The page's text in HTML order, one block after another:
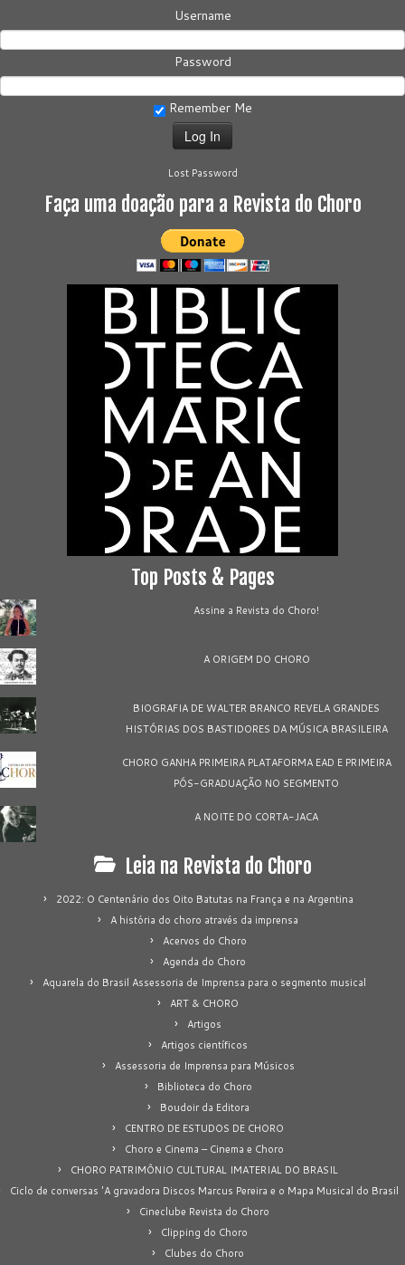
Username
Password
Remember Me
Lost Password
Faça uma doação para a Revista do Choro
Top Posts & Pages
Assine a Revista do Choro!
A ORIGEM DO CHORO
BIOGRAFIA DE WALTER BRANCO REVELA GRANDES
HISTÓRIAS DOS BASTIDORES DA MÚSICA BRASILEIRA
CHORO GANHA PRIMEIRA PLATAFORMA EAD E PRIMEIRA
PÓS-GRADUAÇÃO NO SEGMENTO
A NOITE DO CORTA-JACA
Leia na Revista do Choro
2022: O Centenário dos Oito Batutas na França e na Argentina
A história do choro através da imprensa
Acervos do Choro
Agenda do Choro
Aquarela do Brasil Assessoria de Imprensa para o segmento musical
ART & CHORO
Artigos
Artigos científicos
Assessoria de Imprensa para Músicos
Biblioteca do Choro
Boudoir da Editora
CENTRO DE ESTUDOS DE CHORO
Choro e Cinema – Cinema e Choro
CHORO PATRIMÔNIO CULTURAL IMATERIAL DO BRASIL
Ciclo de conversas 'A gravadora Discos Marcus Pereira e o Mapa Musical do Brasil
Cineclube Revista do Choro
Clipping do Choro
Clubes do Choro